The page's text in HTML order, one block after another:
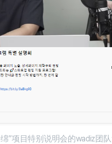
”项目特别说明会的wadiz团